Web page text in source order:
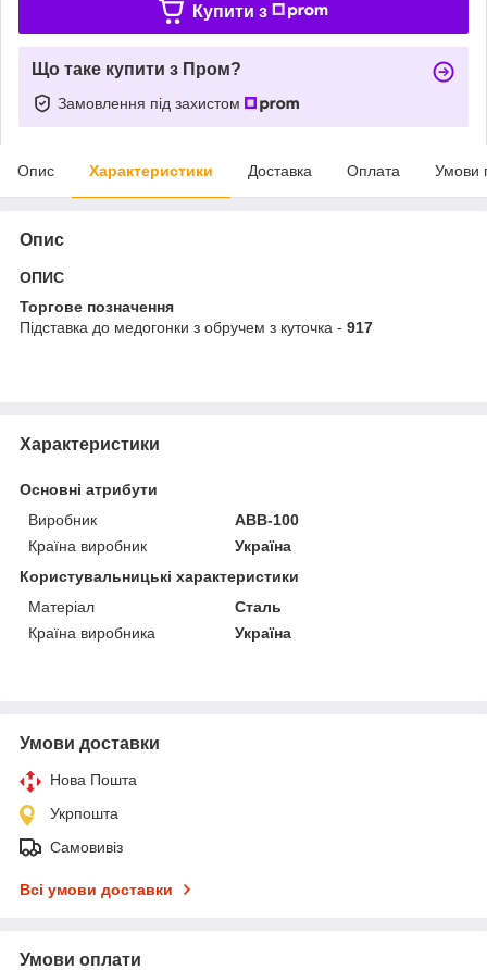
Купити з
Що таке купити з Пром?
Замовлення під захистом
Опис Характеристики Доставка Оплата Умови
Опис
ОПИС
Торгове позначення
Підставка до медогонки з обручем з куточка - 917
Характеристики
Основні атрибути
Виробник
АВВ-100
Країна виробник
Україна
Користувальницькі характеристики
Матеріал
Сталь
Країна виробника
Україна
Умови доставки
Нова Пошта
Укрпошта
Самовивіз
Всі умови доставки
Умови оплати